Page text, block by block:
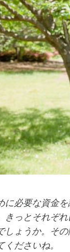
に必要な資金
きっとそれぞ
しょうか。そ
ださいね。